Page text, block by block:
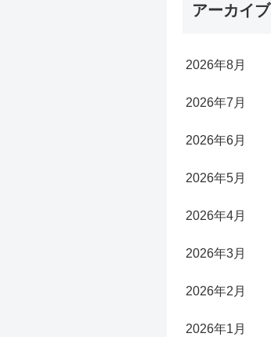
アーカイブ
2026年8月
2026年7月
2026年6月
2026年5月
2026年4月
2026年3月
2026年2月
2026年1月